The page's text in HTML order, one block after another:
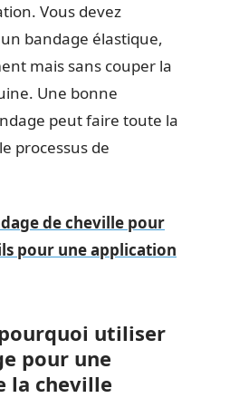
Vous devez
bandage élastique,
mais sans couper la
Une bonne
peut faire toute la
processus de
de cheville pour
pour une application
utiliser
pour une
la cheville